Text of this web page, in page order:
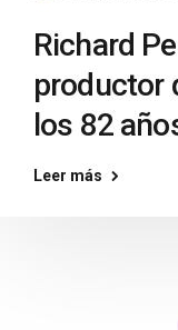
Richard
productor
los 82
Leer más